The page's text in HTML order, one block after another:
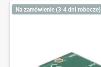
Na zamówienie (3-4 dni robocze)